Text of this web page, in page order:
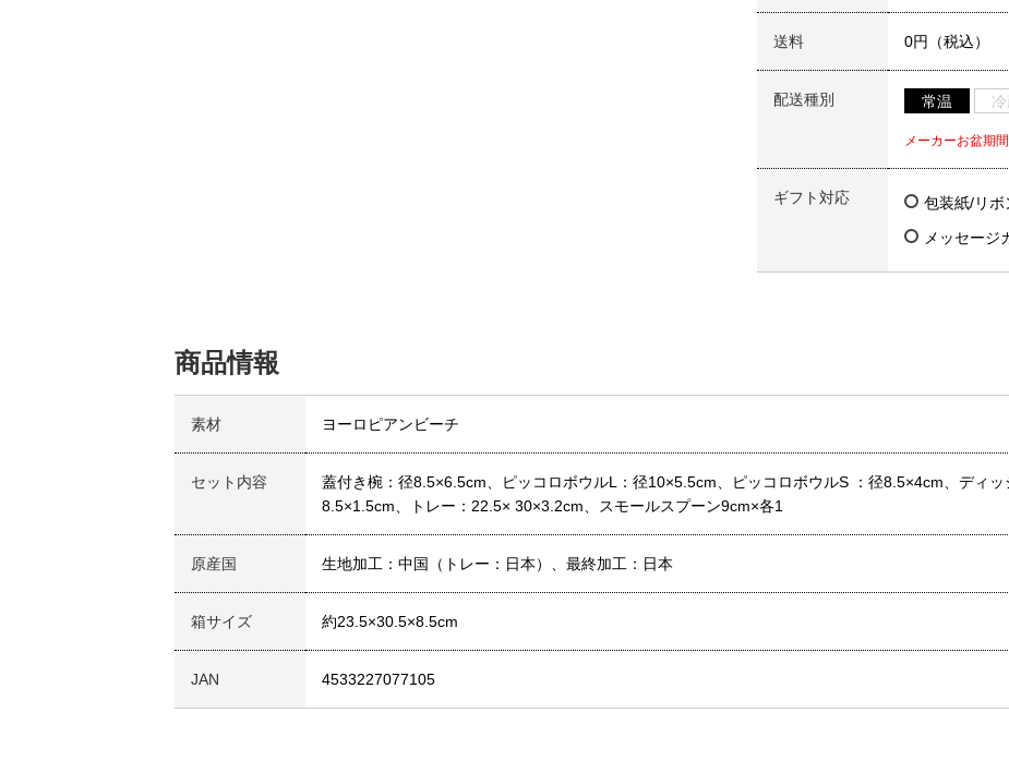
送料 0円（税込）
配送種別 常温
メーカーお盆期
ギフト対応 包装紙/リボ
メッセージ
商品情報
素材 ヨーロピアンビーチ
セット内容
蓋付き椀：径8.5×6.5cm、ピッコロボウルL：径10×5.5cm、ピッコロボウルS ：径8.5×4cm、ディ
8.5×1.5cm、トレー：22.5× 30×3.2cm、スモールスプーン9cm×各1
原産国 生地加工：中国（トレー：日本）、最終加工：日本
箱サイズ 約23.5×30.5×8.5cm
JAN 4533227077105